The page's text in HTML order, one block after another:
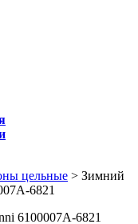
цельные > Зимний
6821
6100007A-6821